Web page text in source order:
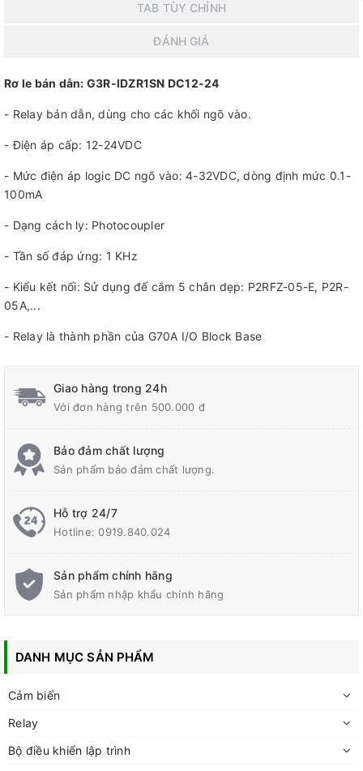
TAB TÙY CHỈNH
ĐÁNH GIÁ
Rơ le bán dẫn: G3R-IDZR1SN DC12-24
- Relay bán dẫn, dùng cho các khối ngõ vào.
- Điện áp cấp: 12-24VDC
- Mức điện áp logic DC ngõ vào: 4-32VDC, dòng định mức 0.1-
100mA
- Dạng cách ly: Photocoupler
- Tần số đáp ứng: 1 KHz
- Kiểu kết nối: Sử dụng đế cắm 5 chân dẹp: P2RFZ-05-E, P2R-
05A,...
- Relay là thành phần của G70A I/O Block Base
Giao hàng trong 24h
Với đơn hàng trên 500.000 đ
Bảo đảm chất lượng
Sản phẩm bảo đảm chất lượng.
Hỗ trợ 24/7
Hotline:0919.840.024
Sản phẩm chính hãng
Sản phẩm nhập khẩu chính hãng
DANH MỤC SẢN PHẨM
Cảm biến
Relay
Bộ điều khiển lập trình